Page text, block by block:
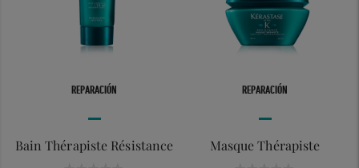
REPARACIÓN
Bain Thérapiste Résistance
REPARACIÓN
Masque Thérapiste